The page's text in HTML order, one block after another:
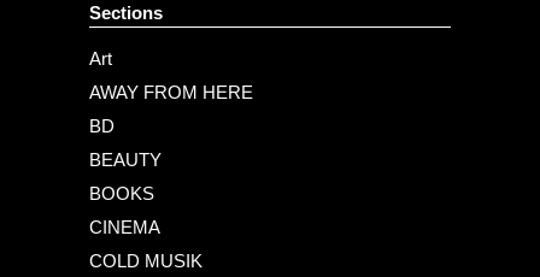
Sections
Art
AWAY FROM HERE
BD
BEAUTY
BOOKS
CINEMA
COLD MUSIK